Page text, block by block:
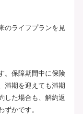
のライフプランを見
。保障期間中に保険
満期を迎えても満期
した場合も、解約返
かです。